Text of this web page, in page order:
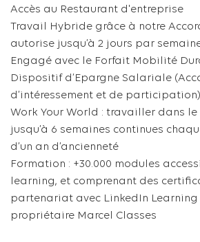
Accès au Restaurant d'entreprise
Travail Hybride grâce à notre
autorise jusqu’à 2 jours par
Engagé avec le Forfait Mobilité
Dispositif d’Epargne Salariale
d’intéressement et de participation)
Work Your World : travailler dans
jusqu’à 6 semaines continues
d’un an d’ancienneté
Formation : +30.000 modules
learning, et comprenant des
partenariat avec LinkedIn
propriétaire Marcel Classes